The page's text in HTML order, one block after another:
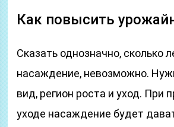
Как повысить
Сказать однозначно, сколько
насаждение, невозможно.
вид, регион роста и уход. При
уходе насаждение будет